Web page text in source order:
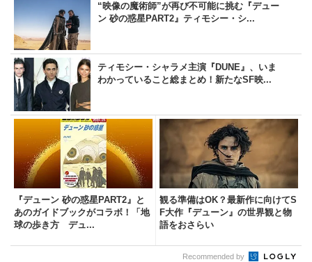
“映像の魔術師”が再び不可能に挑む『デュー
ン 砂の惑星PART2』ティモシー・シ...
ティモシー・シャラメ主演『DUNE』、いま
わかっていること総まとめ！新たなSF映...
『デューン 砂の惑星PART2』と
あのガイドブックがコラボ！「地
球の歩き方 デュ...
観る準備はOK？最新作に向けてS
F大作『デューン』の世界観と物
語をおさらい
Recommended by